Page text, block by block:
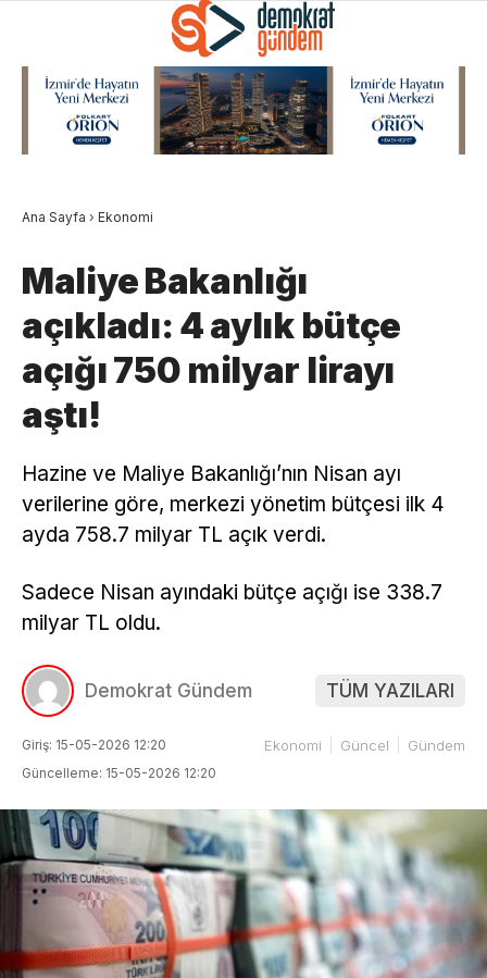
Ana Sayfa › Ekonomi
Maliye Bakanlığı
açıkladı: 4 aylık bütçe
açığı 750 milyar lirayı
aştı!
Hazine ve Maliye Bakanlığı’nın Nisan ayı
verilerine göre, merkezi yönetim bütçesi ilk 4
ayda 758.7 milyar TL açık verdi.
Sadece Nisan ayındaki bütçe açığı ise 338.7
milyar TL oldu.
Demokrat Gündem TÜM YAZILARI
Giriş: 15-05-2026 12:20
Güncelleme: 15-05-2026 12:20
Ekonomi Güncel Gündem